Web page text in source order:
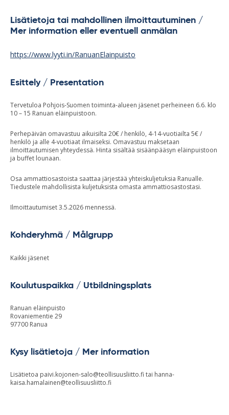
Lisätietoja tai mahdollinen ilmoittautuminen /
Mer information eller eventuell anmälan
https://www.lyyti.in/RanuanElainpuisto
Esittely / Presentation
Tervetuloa Pohjois-Suomen toiminta-alueen jäsenet perheineen 6.6. klo
10 – 15 Ranuan eläinpuistoon.
Perhepäivän omavastuu aikuisilta 20€ / henkilö, 4-14-vuotiailta 5€ /
henkilö ja alle 4-vuotiaat ilmaiseksi. Omavastuu maksetaan
ilmoittautumisen yhteydessä. Hinta sisältää sisäänpääsyn eläinpuistoon
ja buffet lounaan.
Osa ammattiosastoista saattaa järjestää yhteiskuljetuksia Ranualle.
Tiedustele mahdollisista kuljetuksista omasta ammattiosastostasi.
Ilmoittautumiset 3.5.2026 mennessä.
Kohderyhmä / Målgrupp
Kaikki jäsenet
Koulutuspaikka / Utbildningsplats
Ranuan eläinpuisto
Rovaniementie 29
97700 Ranua
Kysy lisätietoja / Mer information
Lisätietoa paivi.kojonen-salo@teollisuusliitto.fi tai hanna-
kaisa.hamalainen@teollisuusliitto.fi